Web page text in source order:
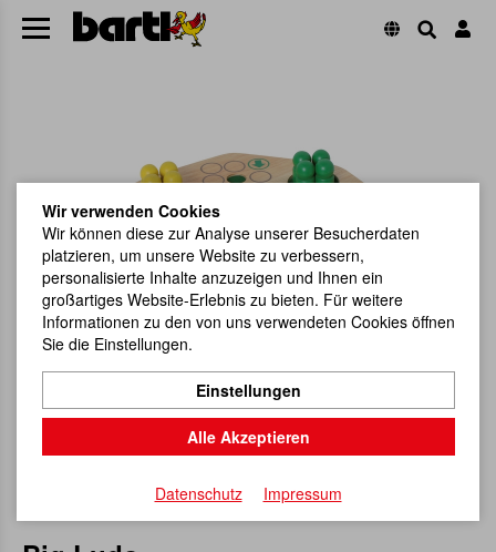
Wir verwenden Cookies
Wir können diese zur Analyse unserer Besucherdaten
platzieren, um unsere Website zu verbessern,
personalisierte Inhalte anzuzeigen und Ihnen ein
großartiges Website-Erlebnis zu bieten. Für weitere
Informationen zu den von uns verwendeten Cookies öffnen
Sie die Einstellungen.
Einstellungen
Alle Akzeptieren
Datenschutz Impressum